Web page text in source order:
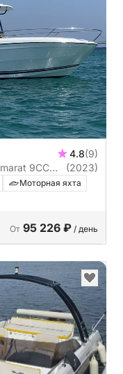
4.8(9)
9CC
(2023)
Моторная яхта
От 95 226 ₽ / день